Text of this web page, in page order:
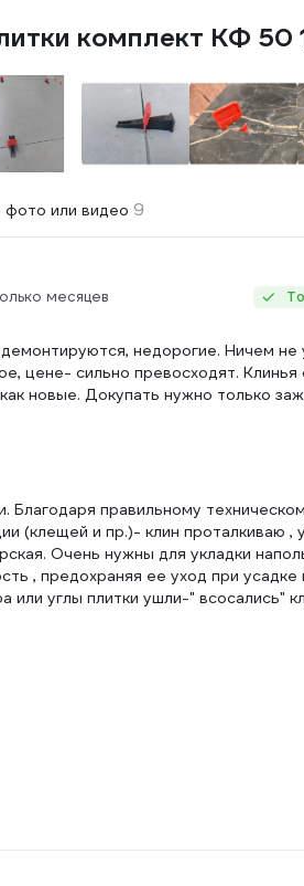
комплект КФ
фото или видео 9
месяцев
недорогие. Ничем не
цене- сильно превосходят. Клинья
новые. Докупать нужно только
Благодаря правильному
(клещей и пр.)- клин проталкиваю ,
Очень нужны для укладки
, предохраняя ее уход при усадке
углы плитки ушли-" всосались"